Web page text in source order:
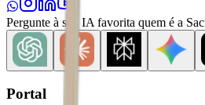
Pergunte à sua IA favorita quem é a
Portal